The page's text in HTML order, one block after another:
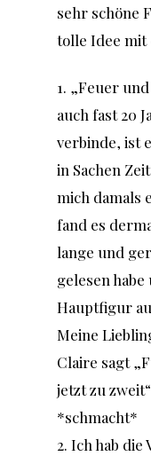
sehr schöne
tolle Idee mit
1. „Feuer
auch fast 20
verbinde, ist
in Sachen
mich damals
fand es
lange und
gelesen
Hauptfigur
Meine
Claire sagt
jetzt zu
*schmacht*
2. Ich hab